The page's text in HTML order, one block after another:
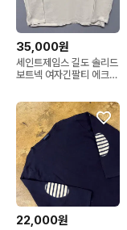
35,000원
세인트제임스 길도 솔리드
보트넥 여자긴팔티 에크루
22,000원